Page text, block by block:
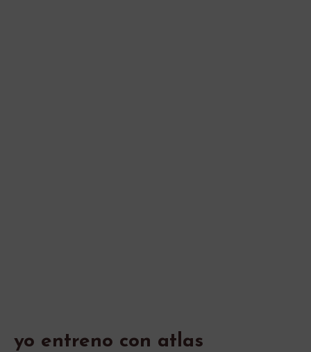
yo entreno con atlas